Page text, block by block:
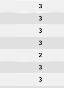
3
3
3
3
2
3
3